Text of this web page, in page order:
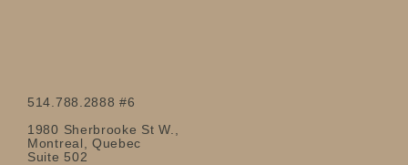
514.788.2888 #6
1980 Sherbrooke St W.,
Montreal, Quebec
Suite 502